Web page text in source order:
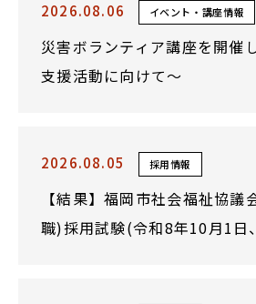
2026.08.06 イベント・講座情報
災害ボランティア講座を開催
支援活動に向けて～
2026.08.05 採用情報
【結果】福岡市社会福祉協
職)採用試験(令和8年10月1日